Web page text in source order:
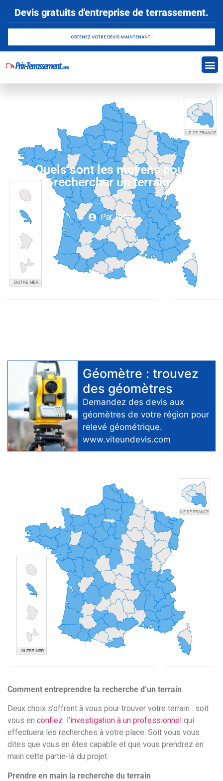
Devis gratuits d'entreprise de terrassement.
OBTENEZ VOTRE DEVIS MAINTENANT !
Quels sont les moyens pour
rechercher un terrain
ParTefy2
Géomètre : trouvez
des géomètres
Demandez des devis aux
géomètres de votre région pour
relevé géométrique.
www.viteundevis.com
Comment entreprendre la recherche d’un terrain
Deux choix s’offrent à vous pour trouver votre terrain : soit
vous en confiez l’investigation à un professionnel qui
effectuera les recherches à votre place. Soit vous vous
dites que vous en êtes capable et que vous prendrez en
main cette partie-là du projet.
Prendre en main la recherche du terrain